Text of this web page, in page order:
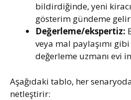
bildirdiğinde, yeni
gösterim gündeme
Değerleme/ekspertiz:
veya mal paylaşımı
değerleme uzmanı evi
Aşağıdaki tablo, her
netleştirir: